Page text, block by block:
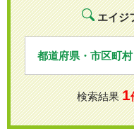
エイジ
都道府県・市区町
検索結果1